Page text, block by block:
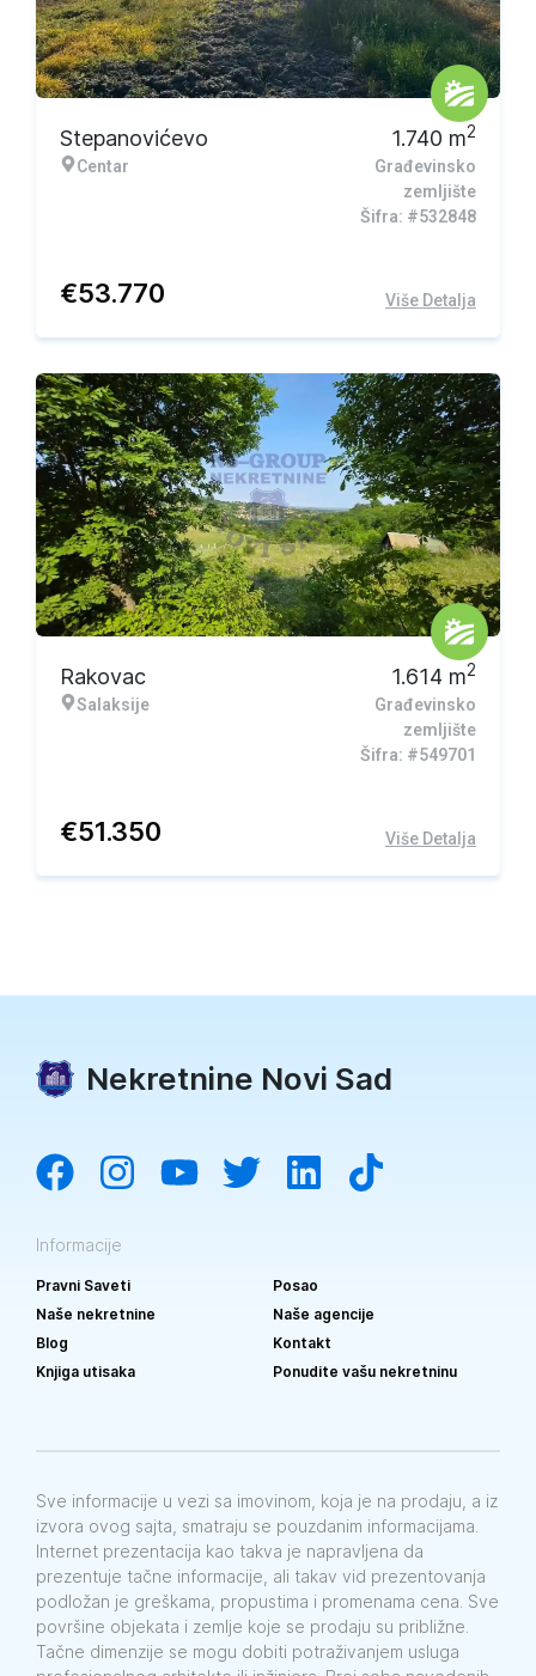
Stepanovićevo
Centar
1.740 m2
Građevinsko
zemljište
Šifra: #532848
€53.770 Više Detalja
Rakovac
Salaksije
1.614 m2
Građevinsko
zemljište
Šifra: #549701
€51.350 Više Detalja
Nekretnine Novi Sad
Informacije
Pravni Saveti
Posao
Naše nekretnine
Naše agencije
Blog
Kontakt
Knjiga utisaka
Ponudite vašu nekretninu
Sve informacije u vezi sa imovinom, koja je na prodaju, a iz
izvora ovog sajta, smatraju se pouzdanim informacijama.
Internet prezentacija kao takva je napravljena da
prezentuje tačne informacije, ali takav vid prezentovanja
podložan je greškama, propustima i promenama cena. Sve
površine objekata i zemlje koje se prodaju su približne.
Tačne dimenzije se mogu dobiti potraživanjem usluga